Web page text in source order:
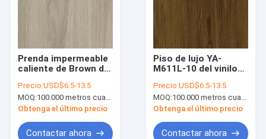
Prenda impermeable
caliente de Brown del
M611L-17A del suelo
de lujo anti del vinilo
incombustible
Precio:USD$6.5-13.5
MOQ:100.000 metros cuadrados.
Obtenga el último precio
Contactar ahora
Piso de lujo YA-
M611L-10 del vinilo
antis impermeables
Precio:USD$6.5-13.5
MOQ:100.000 metros cuadrados.
Obtenga el último precio
Contactar ahora